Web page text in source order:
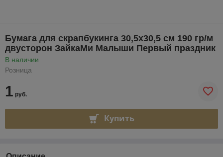
Бумага для скрапбукинга 30,5х30,5 см 190 гр/м
двусторон ЗайкаМи Малыши Первый праздник
В наличии
Розница
1 руб.
Купить